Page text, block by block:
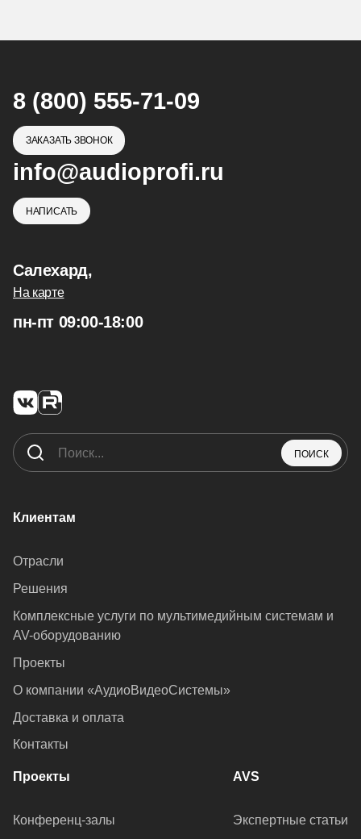
8 (800) 555-71-09
ЗАКАЗАТЬ ЗВОНОК
info@audioprofi.ru
НАПИСАТЬ
Салехард,
На карте
пн-пт 09:00-18:00
ПОИСК
Клиентам
Отрасли
Решения
Комплексные услуги по мультимедийным системам и
AV-оборудованию
Проекты
О компании «АудиоВидеоСистемы»
Доставка и оплата
Контакты
Проекты
Конференц-залы
AVS
Экспертные статьи